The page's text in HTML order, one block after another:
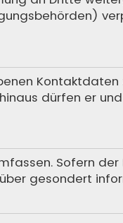
Kontaktdaten
dürfen er
Sofern
gesondert